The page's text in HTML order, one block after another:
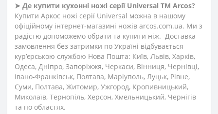
➤ Де купити кухонні ножі серії Universal ТМ Arcos?
Купити Аркос ножі серії Universal можна в нашому
офіційному інтернет-магазині ножів arcos.com.ua. Ми з
радістю допоможемо обрати та купити ніж. Доставка
замовлення без затримки по Україні відбувається
кур’єрською службою Нова Пошта: Київ, Львів, Харків,
Одеса, Дніпро, Запоріжжя, Черкаси, Вінниця, Чернівці,
Івано-Франківськ, Полтава, Маріуполь, Луцьк, Рівне,
Суми, Полтава, Житомир, Ужгород, Кропивницький,
Миколаїв, Тернопіль, Херсон, Хмельницький, Чернігів
та по областях.